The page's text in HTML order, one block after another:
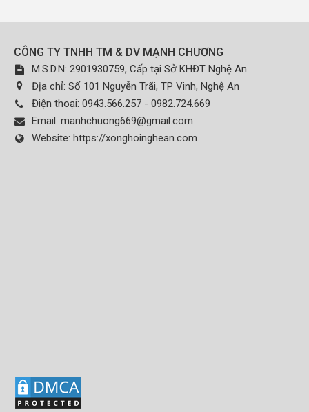
CÔNG TY TNHH TM & DV MẠNH CHƯƠNG
M.S.D.N: 2901930759, Cấp tại Sở KHĐT Nghệ An
Địa chỉ: Số 101 Nguyễn Trãi, TP Vinh, Nghệ An
Điện thoại: 0943.566.257 - 0982.724.669
Email: manhchuong669@gmail.com
Website: https://xonghoinghean.com